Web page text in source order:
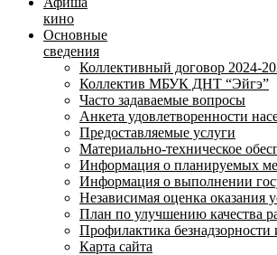
кино
Основные
сведения
Коллективный договор 2024-
Коллектив МБУК ДНТ “Эйгэ”
Часто задаваемые вопросы
Анкета удовлетворенности
Предоставляемые услуги
Материально-техническое
Информация о планируемых
Информация о выполнении
Независимая оценка оказания
План по улучшению качества
Профилактика
Карта сайта